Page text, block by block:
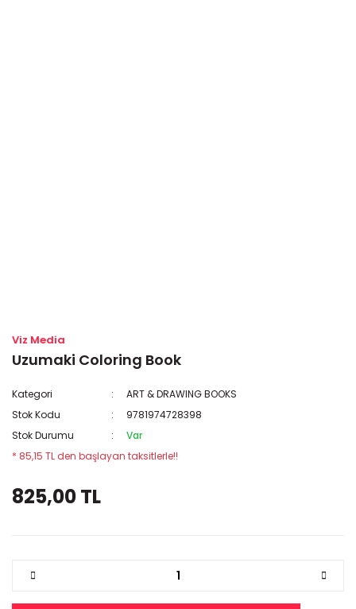
Viz Media
Uzumaki Coloring Book
Kategori
ART & DRAWING BOOKS
Stok Kodu
9781974728398
Stok Durumu
Var
* 85,15 TL den başlayan taksitlerle!!
825,00 TL